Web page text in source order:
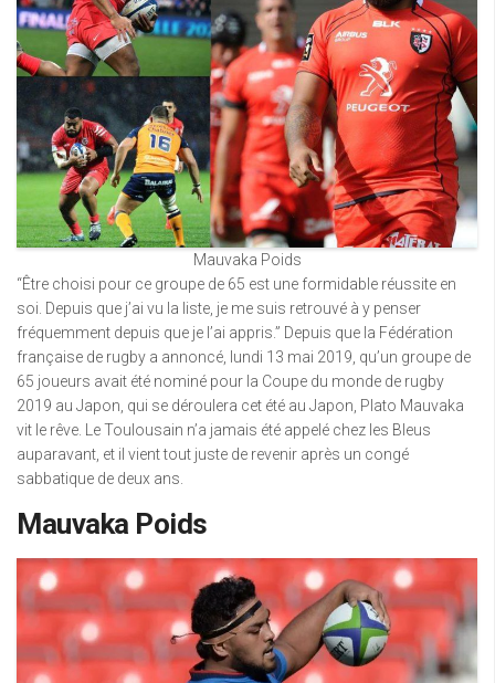
Mauvaka Poids
“Être choisi pour ce groupe de 65 est une formidable réussite en
soi. Depuis que j’ai vu la liste, je me suis retrouvé à y penser
fréquemment depuis que je l’ai appris.” Depuis que la Fédération
française de rugby a annoncé, lundi 13 mai 2019, qu’un groupe de
65 joueurs avait été nominé pour la Coupe du monde de rugby
2019 au Japon, qui se déroulera cet été au Japon, Plato Mauvaka
vit le rêve. Le Toulousain n’a jamais été appelé chez les Bleus
auparavant, et il vient tout juste de revenir après un congé
sabbatique de deux ans.
Mauvaka Poids